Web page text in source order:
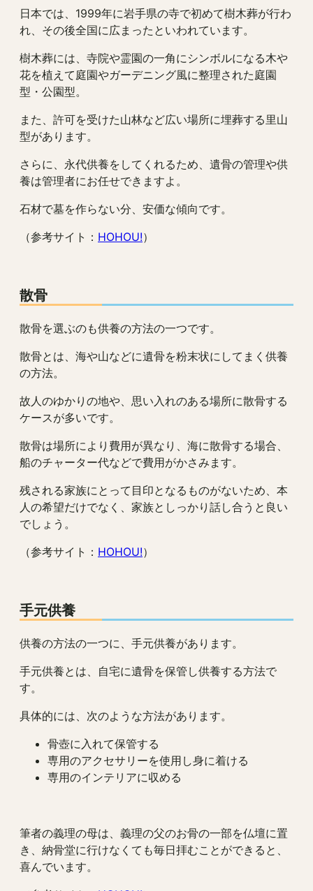
日本では、1999年に岩手県の寺で初めて樹木葬が行わ
れ、その後全国に広まったといわれています。
樹木葬には、寺院や霊園の一角にシンボルになる木や
花を植えて庭園やガーデニング風に整理された庭園
型・公園型。
また、許可を受けた山林など広い場所に埋葬する里山
型があります。
さらに、永代供養をしてくれるため、遺骨の管理や供
養は管理者にお任せできますよ。
石材で墓を作らない分、安価な傾向です。
（参考サイト： HOHOU!）
散骨
散骨を選ぶのも供養の方法の一つです。
散骨とは、海や山などに遺骨を粉末状にしてまく供養
の方法。
故人のゆかりの地や、思い入れのある場所に散骨する
ケースが多いです。
散骨は場所により費用が異なり、海に散骨する場合、
船のチャーター代などで費用がかさみます。
残される家族にとって目印となるものがないため、本
人の希望だけでなく、家族としっかり話し合うと良い
でしょう。
（参考サイト： HOHOU!）
手元供養
供養の方法の一つに、手元供養があります。
手元供養とは、自宅に遺骨を保管し供養する方法で
す。
具体的には、次のような方法があります。
骨壺に入れて保管する
専用のアクセサリーを使用し身に着ける
専用のインテリアに収める
筆者の義理の母は、義理の父のお骨の一部を仏壇に置
き、納骨堂に行けなくても毎日拝むことができると、
喜んでいます。